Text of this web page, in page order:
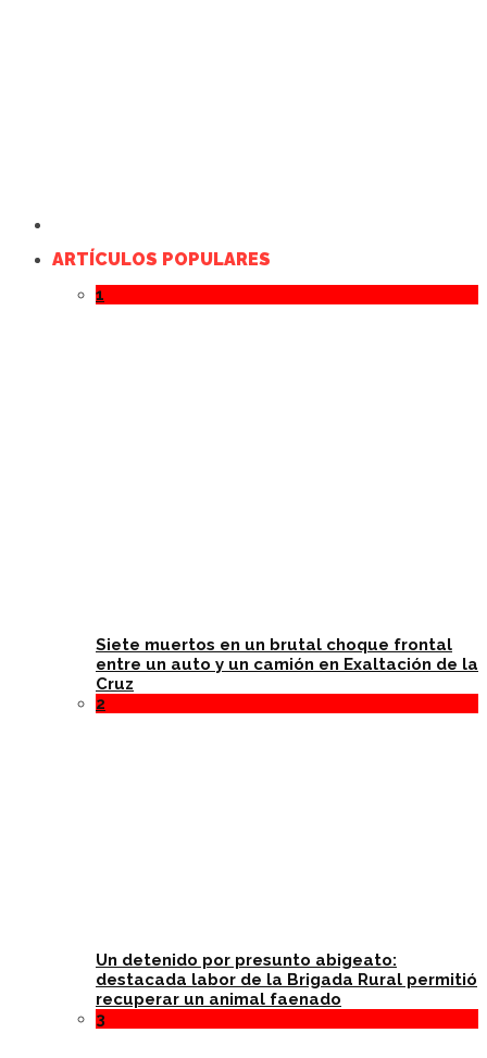
ARTÍCULOS POPULARES
1
Siete muertos en un brutal choque frontal
entre un auto y un camión en Exaltación de la
Cruz
2
Un detenido por presunto abigeato:
destacada labor de la Brigada Rural permitió
recuperar un animal faenado
3